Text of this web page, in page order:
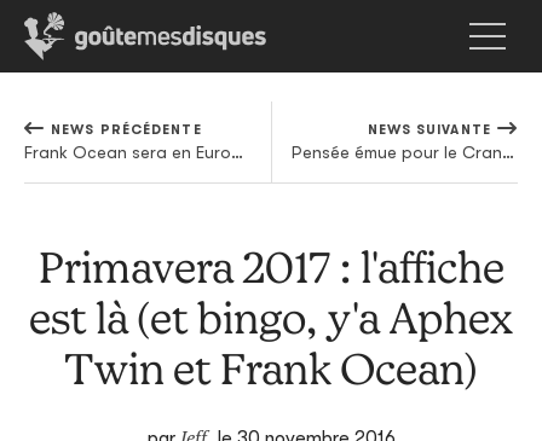
NEWS PRÉCÉDENTE
Frank Ocean sera en Europe cet été
NEWS SUIVANTE
Pensée émue pour le Crane Wife des Decemberists avec cette version alternative de "Yankee Bayonet (I Will Be Home Then)"
Primavera 2017 : l'affiche
est là (et bingo, y'a Aphex
Twin et Frank Ocean)